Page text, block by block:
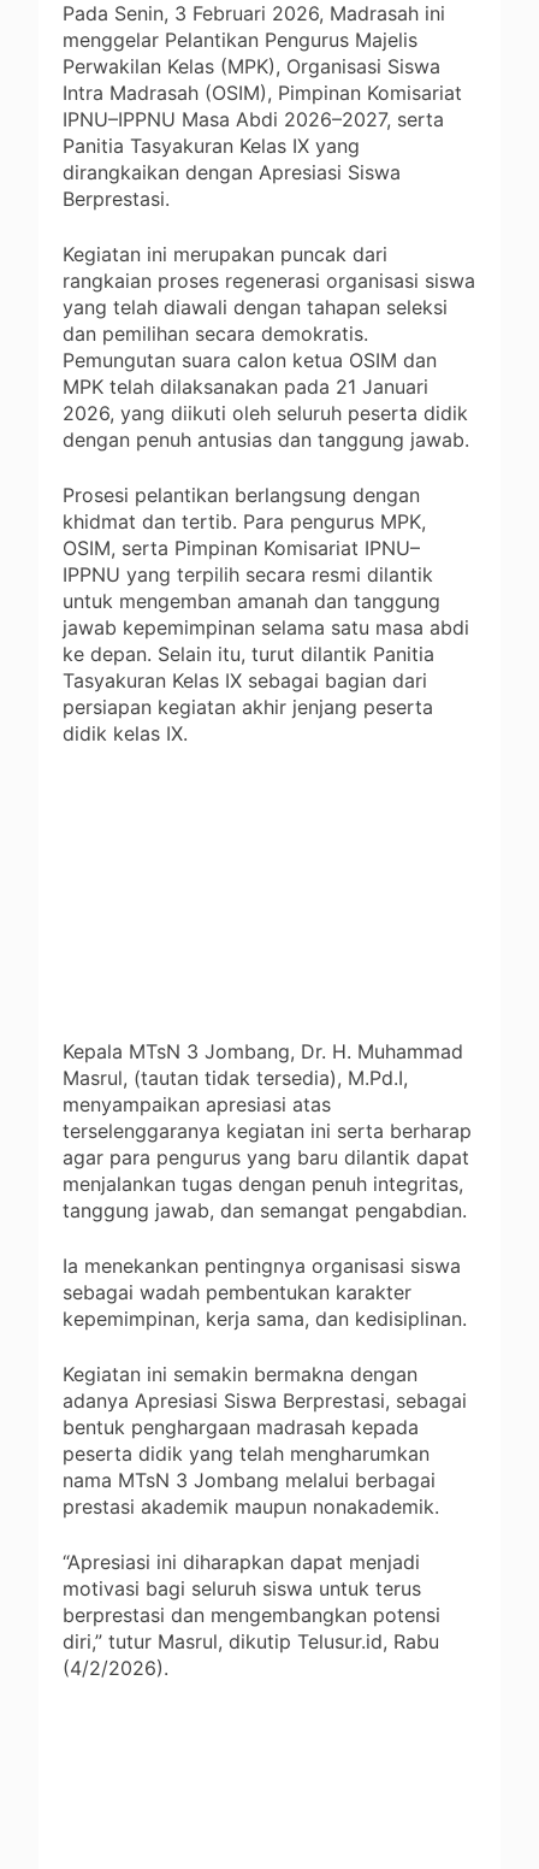
Pada Senin, 3 Februari 2026, Madrasah ini
menggelar Pelantikan Pengurus Majelis
Perwakilan Kelas (MPK), Organisasi Siswa
Intra Madrasah (OSIM), Pimpinan Komisariat
IPNU–IPPNU Masa Abdi 2026–2027, serta
Panitia Tasyakuran Kelas IX yang
dirangkaikan dengan Apresiasi Siswa
Berprestasi.
Kegiatan ini merupakan puncak dari
rangkaian proses regenerasi organisasi siswa
yang telah diawali dengan tahapan seleksi
dan pemilihan secara demokratis.
Pemungutan suara calon ketua OSIM dan
MPK telah dilaksanakan pada 21 Januari
2026, yang diikuti oleh seluruh peserta didik
dengan penuh antusias dan tanggung jawab.
Prosesi pelantikan berlangsung dengan
khidmat dan tertib. Para pengurus MPK,
OSIM, serta Pimpinan Komisariat IPNU–
IPPNU yang terpilih secara resmi dilantik
untuk mengemban amanah dan tanggung
jawab kepemimpinan selama satu masa abdi
ke depan. Selain itu, turut dilantik Panitia
Tasyakuran Kelas IX sebagai bagian dari
persiapan kegiatan akhir jenjang peserta
didik kelas IX.
Kepala MTsN 3 Jombang, Dr. H. Muhammad
Masrul, (tautan tidak tersedia), M.Pd.I,
menyampaikan apresiasi atas
terselenggaranya kegiatan ini serta berharap
agar para pengurus yang baru dilantik dapat
menjalankan tugas dengan penuh integritas,
tanggung jawab, dan semangat pengabdian.
Ia menekankan pentingnya organisasi siswa
sebagai wadah pembentukan karakter
kepemimpinan, kerja sama, dan kedisiplinan.
Kegiatan ini semakin bermakna dengan
adanya Apresiasi Siswa Berprestasi, sebagai
bentuk penghargaan madrasah kepada
peserta didik yang telah mengharumkan
nama MTsN 3 Jombang melalui berbagai
prestasi akademik maupun nonakademik.
“Apresiasi ini diharapkan dapat menjadi
motivasi bagi seluruh siswa untuk terus
berprestasi dan mengembangkan potensi
diri,” tutur Masrul, dikutip Telusur.id, Rabu
(4/2/2026).